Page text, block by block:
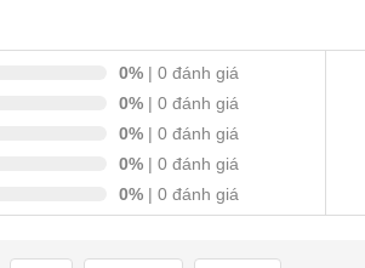
0% | 0 đánh giá
0% | 0 đánh giá
0% | 0 đánh giá
0% | 0 đánh giá
0% | 0 đánh giá